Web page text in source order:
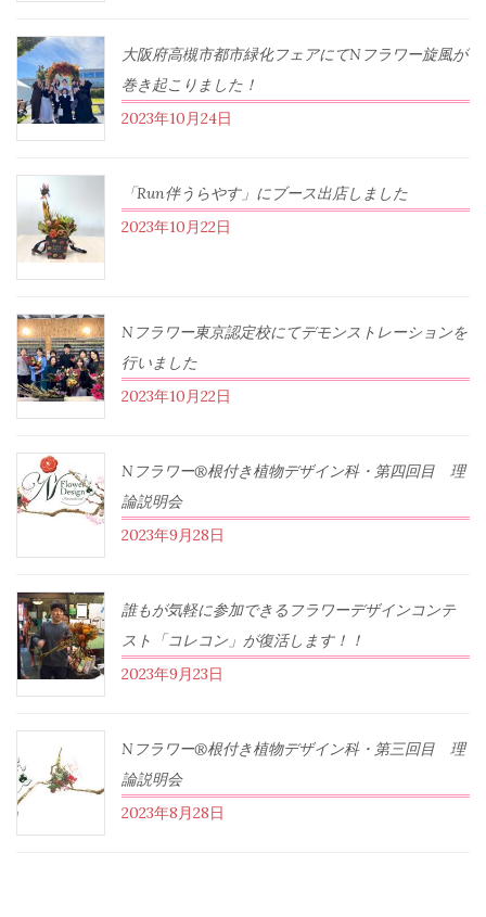
大阪府高槻市都市緑化フェアにてNフラワー旋風が
巻き起こりました！
2023年10月24日
「Run伴うらやす」にブース出店しました
2023年10月22日
Nフラワー東京認定校にてデモンストレーションを
行いました
2023年10月22日
Nフラワー®根付き植物デザイン科・第四回目 理
論説明会
2023年9月28日
誰もが気軽に参加できるフラワーデザインコンテ
スト「コレコン」が復活します！！
2023年9月23日
Nフラワー®根付き植物デザイン科・第三回目 理
論説明会
2023年8月28日